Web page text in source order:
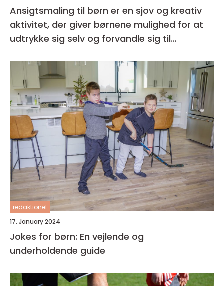
Ansigtsmaling til børn er en sjov og kreativ
aktivitet, der giver børnene mulighed for at
udtrykke sig selv og forvandle sig til
redaktionel
17. January 2024
Jokes for børn: En vejlende og
underholdende guide